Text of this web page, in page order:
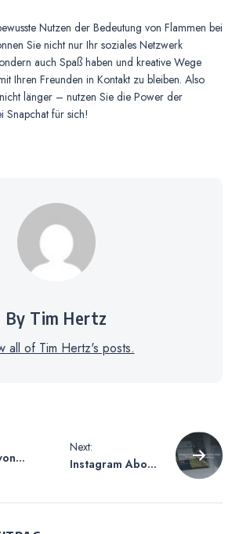
Nutzen der Bedeutung von Flammen bei
Sie nicht nur Ihr soziales Netzwerk
auch Spaß haben und kreative Wege
Ihren Freunden in Kontakt zu bleiben. Also
länger – nutzen Sie die Power der
Snapchat für sich!
By Tim Hertz
all of Tim Hertz's posts.
Next:
Instagram Abo
– Eine Anleitung